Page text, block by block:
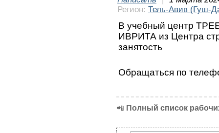
Регион: Тель-Авив (Гуш-
В учебный центр
ИВРИТА из Центра
занятость
Обращаться по
📲 Полный список